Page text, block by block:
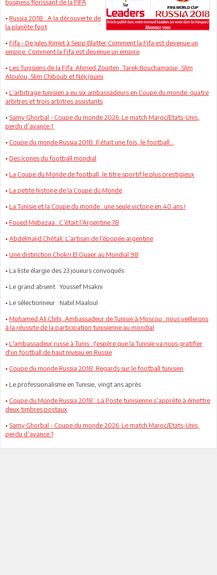
business florissant de la FIFA
• Russia 2018 : A la découverte de
la planète foot
• Fifa - De Jules Rimet à Sepp Blatter Comment la Fifa est devenue un
empire: Comment la Fifa est devenue un empire
• Les Tunisiens de la Fifa: Ahmed Zouiten, Tarek Bouchamaoui, Slim
Aloulou, Slim Chiboub et Néji Jouini
• L’arbitrage tunisien a eu six ambassadeurs en Coupe du monde: quatre
arbitres et trois arbitres assistants
• Samy Ghorbal - Coupe du monde 2026: Le match Maroc/Etats-Unis,
perdu d’avance ?
• Coupe du monde Russia 2018: Il était une fois, le football...
• Des îcones du football mondial
• La Coupe du Monde de football, le titre sportif le plus prestigieux
• La petite histoire de la Coupe du Monde
• La Tunisie et la Coupe du monde : une seule victoire en 40 ans !
• Foued Mebazaa : C’était l’Argentine 78
• Abdelmajid Chétali: L’artisan de l’épopée argentine
• Une distinction Chokri El Ouaer au Mondial 98
• La liste élargie des 23 joueurs convoqués
• Le grand absent : Youssef Msakni
• Le sélectionneur : Nabil Maaloul
• Mohamed Ali Chihi, Ambassadeur de Tunisie à Moscou : nous veillerons
à la réussite de la participation tunisienne au mondial
• L'ambassadeur russe à Tunis : J'espère que la Tunisie va nous gratifier
d'un football de haut niveau en Russie
• Coupe du monde Russia 2018: Regards sur le football tunisien
• Le professionalisme en Tunisie, vingt ans après
• Coupe du Monde Russia 2018 : La Poste tunisienne s’apprête à émettre
deux timbres postaux
• Samy Ghorbal - Coupe du monde 2026: Le match Maroc/Etats-Unis,
perdu d’avance ?